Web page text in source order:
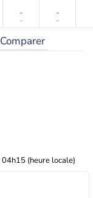
-
-
-
-
Comparer
04h15 (heure locale)